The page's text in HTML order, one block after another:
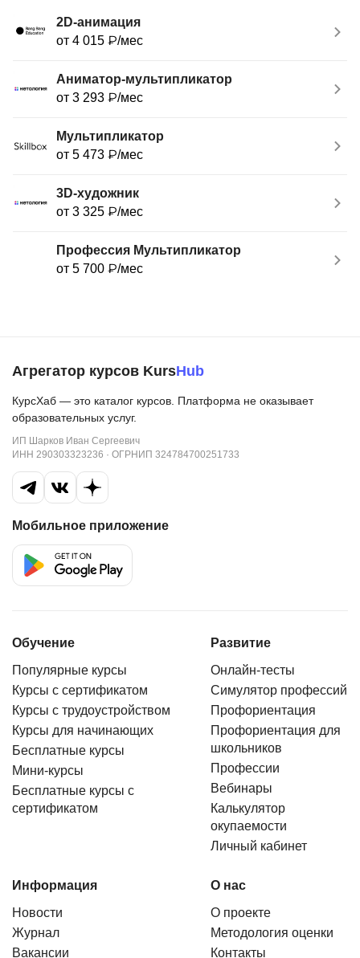
2D-анимация
от 4 015 ₽/мес
Аниматор-мультипликатор
от 3 293 ₽/мес
Мультипликатор
от 5 473 ₽/мес
3D-художник
от 3 325 ₽/мес
Профессия Мультипликатор
от 5 700 ₽/мес
Агрегатор курсов KursHub
КурсХаб — это каталог курсов. Платформа не оказывает
образовательных услуг.
ИП Шарков Иван Сергеевич
ИНН 290303323236 · ОГРНИП 324784700251733
Мобильное приложение
Обучение
Популярные курсы
Курсы с сертификатом
Курсы с трудоустройством
Курсы для начинающих
Бесплатные курсы
Мини-курсы
Бесплатные курсы с
сертификатом
Развитие
Онлайн-тесты
Симулятор профессий
Профориентация
Профориентация для
школьников
Профессии
Вебинары
Калькулятор
окупаемости
Личный кабинет
Информация
Новости
Журнал
Вакансии
О нас
О проекте
Методология оценки
Контакты